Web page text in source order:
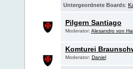
Untergeordnete Boards:
Pilgern Santiago
Moderator: Alesandro von
Komturei
Moderator: Daniel